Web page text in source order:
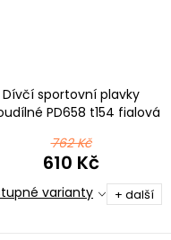
Dívčí sportovní plavky
PD658 t154 fialová
762 Kč
610 Kč
varianty + další